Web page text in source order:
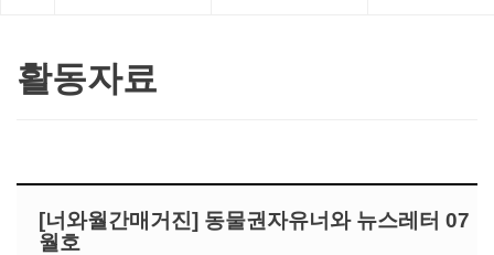
활동자료
[너와월간매거진] 동물권자유너와 뉴스레터 07
월호